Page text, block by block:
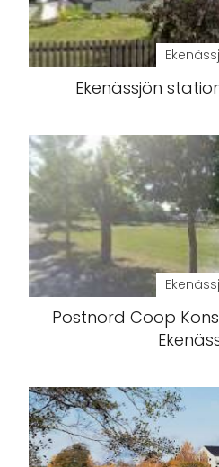
Ekenässjön
Postnord Coop